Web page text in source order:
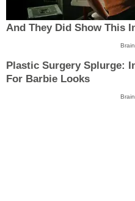
And They Did Show This
Plastic Surgery Splurge:
For Barbie Looks